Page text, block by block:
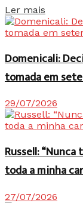
Ler mais
Domenicali:
tomada em
29/07/2026
Russell:
toda a minha
27/07/2026